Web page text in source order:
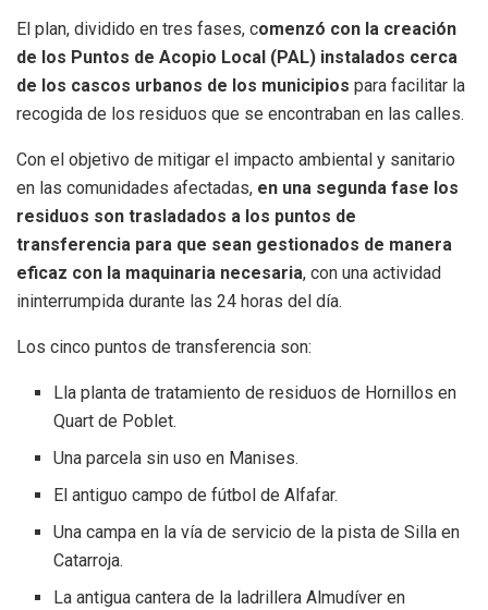
El plan, dividido en tres fases, comenzó con la creación
de los Puntos de Acopio Local (PAL) instalados cerca
de los cascos urbanos de los municipios para facilitar la
recogida de los residuos que se encontraban en las calles.
Con el objetivo de mitigar el impacto ambiental y sanitario
en las comunidades afectadas, en una segunda fase los
residuos son trasladados a los puntos de
transferencia para que sean gestionados de manera
eficaz con la maquinaria necesaria, con una actividad
ininterrumpida durante las 24 horas del día.
Los cinco puntos de transferencia son:
Lla planta de tratamiento de residuos de Hornillos en
Quart de Poblet.
Una parcela sin uso en Manises.
El antiguo campo de fútbol de Alfafar.
Una campa en la vía de servicio de la pista de Silla en
Catarroja.
La antigua cantera de la ladrillera Almudíver en